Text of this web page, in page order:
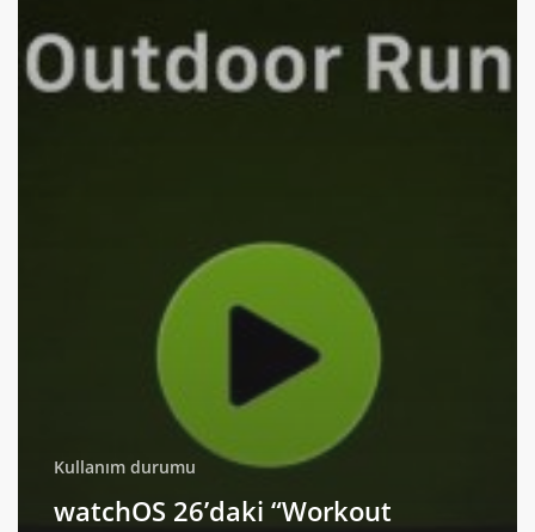
Kullanım durumu
watchOS 26’daki “Workout